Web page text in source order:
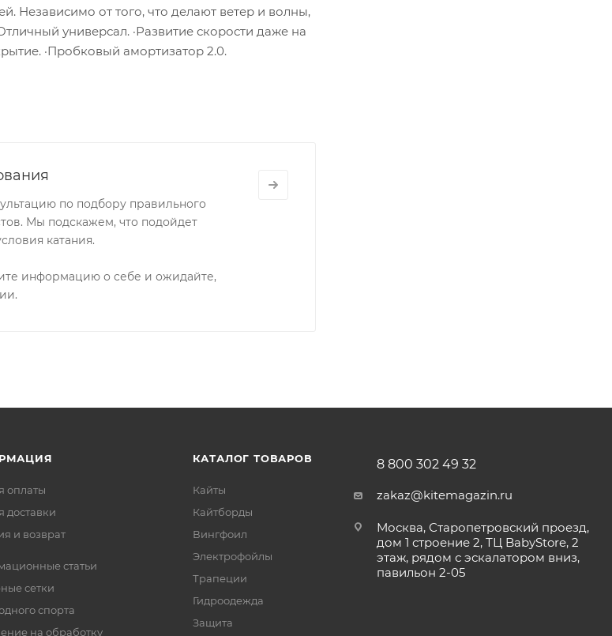
Независимо от того, что делают ветер и волны,
универсал. ·Развитие скорости даже на
·Пробковый амортизатор 2.0.
по подбору правильного
Мы подскажем, что подойдет
катания.
информацию о себе и ожидайте,
оплаты
доставки
и возврат
статьи
сетки
спорта
на обработку
КАТАЛОГ ТОВАРОВ
Кайты
Кайтборды
Вингфоил
Электрофойлы
Трапеции
Гидроодежда
Защита
8 800 302 49 32
zakaz@kitemagazin.ru
Москва, Старопетровский проезд,
дом 1 строение 2, ТЦ BabyStore, 2
этаж, рядом с эскалатором вниз,
павильон 2-05